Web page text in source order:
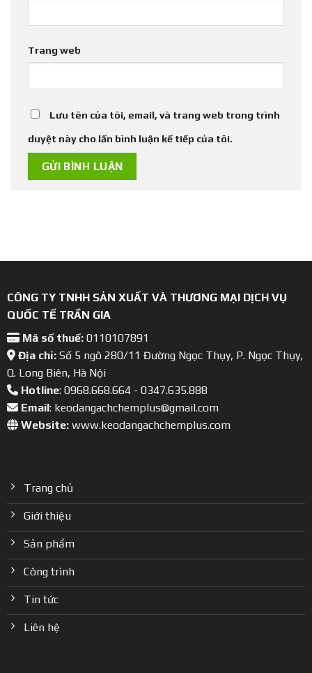
Trang web
Lưu tên của tôi, email, và trang web trong trình
duyệt này cho lần bình luận kế tiếp của tôi.
CÔNG TY TNHH SẢN XUẤT VÀ THƯƠNG MẠI DỊCH VỤ
QUỐC TẾ TRẦN GIA
Mã số thuế: 0110107891
Địa chỉ:Số 5 ngõ 280/11 Đường Ngọc Thụy, P. Ngọc Thụy,
Q. Long Biên, Hà Nội
Hotline: 0968.668.664 - 0347.635.888
Email: keodangachchemplus@gmail.com
Website:www.keodangachchemplus.com
Trang chủ
Giới thiệu
Sản phẩm
Công trình
Tin tức
Liên hệ